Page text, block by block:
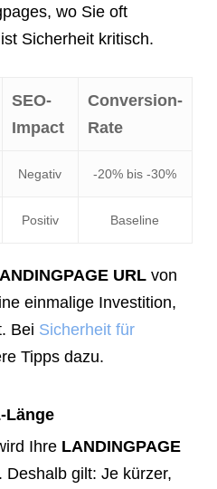
wo Sie oft
Sicherheit kritisch.
SEO-
Impact
Conversion-
Rate
Negativ -20% bis -30%
Positiv Baseline
URLvon
einmalige Investition,
Bei Sicherheit für
Tipps dazu.
Länge
Ihre LANDINGPAGE
gilt: Je kürzer,